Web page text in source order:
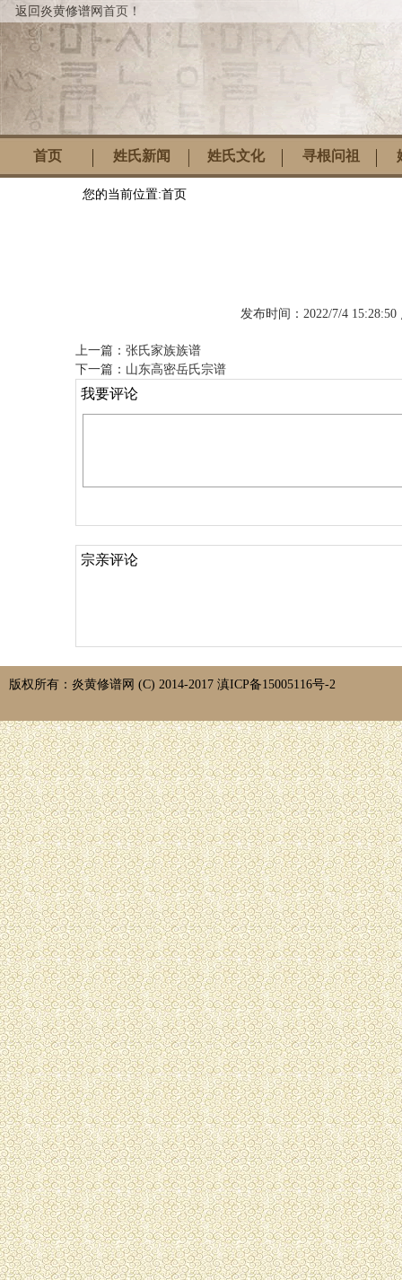
返回炎黄修谱网首页！
首页 姓氏新闻 姓氏文化 寻根问祖
您的当前位置:首页
发布时间： 2022/7/4 15:28:50
上一篇： 张氏家族族谱
下一篇： 山东高密岳氏宗谱
我要评论
宗亲评论
版权所有：炎黄修谱网 (C) 2014-2017 滇ICP备15005116号-2